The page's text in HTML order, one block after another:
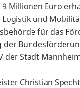
Millionen Euro
und
für das
der
der Stadt
Christian